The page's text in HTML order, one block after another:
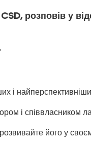
розповів у
і
і співвласником
його у